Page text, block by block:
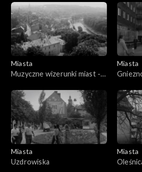
Miasta
Muzyczne wizerunki miast -
Miasta
Miasta
Uzdrowiska
Miasta